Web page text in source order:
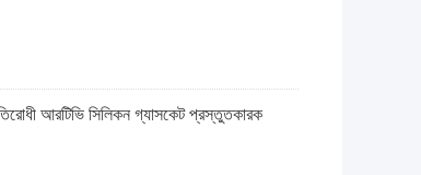
আরটিভি সিলিকন গ্যাসকেট প্রস্তুতকারক